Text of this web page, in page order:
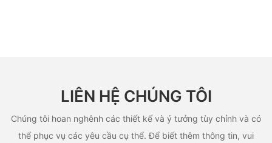
LIÊN HỆ CHÚNG TÔI
Chúng tôi hoan nghênh các thiết kế và ý tưởng tùy chỉnh và có
thể phục vụ các yêu cầu cụ thể. Để biết thêm thông tin, vui